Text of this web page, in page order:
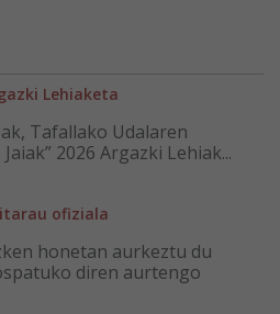
Lehiaketa
Tafallako Udalaren
2026 Argazki Lehiak...
ofiziala
honetan aurkeztu du
diren aurtengo